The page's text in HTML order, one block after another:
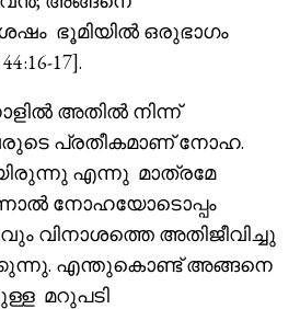
ഭൂമിയിൽ ഒരുഭാഗം
17].
അതിൽ നിന്ന്
പ്രതീകമാണ് നോഹ.
എന്നു മാത്രമേ
നോഹയോടൊപ്പം
വിനാശത്തെ അതിജീവിച്ചു
എന്തുകൊണ്ട് അങ്ങനെ
മറുപടി